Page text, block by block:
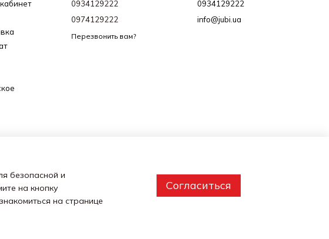
0934129222
0974129222
Перезвонить вам?
0934129222
info@jubi.ua
безопасной и
на кнопку
на странице
Согласиться